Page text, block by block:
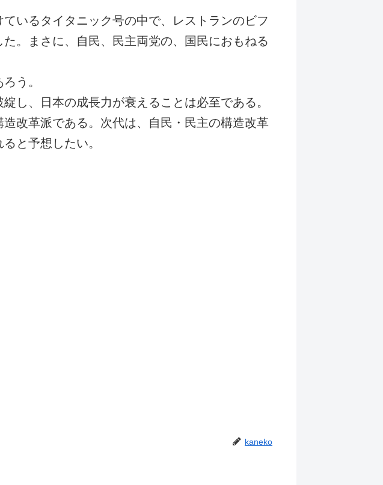
いるタイタニック号の中で、レストランのビフ
。まさに、自民、民主両党の、国民におもねる
う。
し、日本の成長力が衰えることは必至である。
改革派である。次代は、自民・民主の構造改革
と予想したい。
kaneko